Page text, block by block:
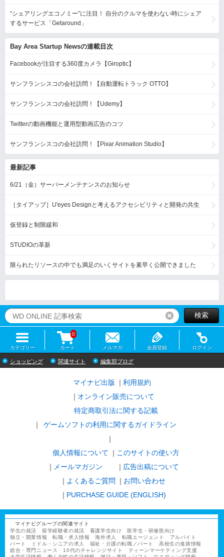
“シェアリングエコノミー”に注目！ 自分のクルマを使わない時にシェア
するサービス「Getaround」
Bay Area Startup Newsの連載目次
Facebookが注目する360度カメラ【Giroptic】
サンフランシスコの会社訪問！【自動運転トラック OTTO】
サンフランシスコの会社訪問！【Udemy】
Twitterの動画機能と運用型動画広告のコツ
サンフランシスコの会社訪問！【Pixar Animation Studio】
最新記事
6/21（金）サーバーメンテナンスのお知らせ
［タイアップ］U'eyes Designと考えるアクセシビリティと開発の共生
仮登録と制限緩和
STUDIOの革新
限られたリソースの中でも満足のいくサイトを素早く公開できました
リセット検索
カテゴリー カート
0
メルマガ 会員登録 ログイン
ショッピング 関連サイト 編集部ブログ
マイナビ出版
利用規約
オンライン販売について
特定商取引法に関する記載
ゲームソフトの利用に関するガイドライン
｜
個人情報について
このサイトの使い方
メールマガジン
広告出稿について
よくあるご質問
お問い合わせ
PURCHASE GUIDE (ENGLISH)
マイナビグループの関連サイト
学生の就活
留学経験者の就活 看護学生向け
医学生・研修医向け
独立・開業情報
転職・求人情報 海外求人 転職エージェント
アルバイト
パート
ミドル・シニアの求人 福祉・介護の転職／パート
高校生の進路情報
総合・専門ニュース
10代のチャレンジサイト
ティーンマーケティング支援